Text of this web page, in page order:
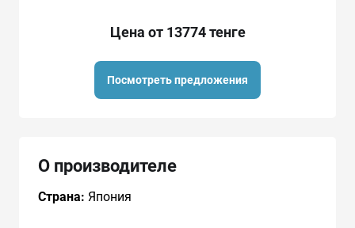
Цена от 13774 тенге
Посмотреть предложения
О производителе
Страна: Япония